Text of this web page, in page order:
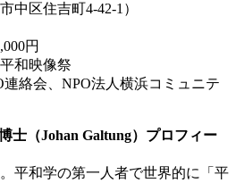
中区住吉町4-42-1）
円
和映像祭
絡会、NPO法人横浜コミュニテ
士（Johan Galtung）プロフィー
平和学の第一人者で世界的に「平